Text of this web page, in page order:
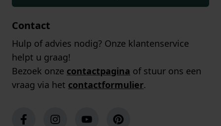
Contact
Hulp of advies nodig? Onze klantenservice
helpt u graag!
Bezoek onze contactpagina of stuur ons een
vraag via het contactformulier.